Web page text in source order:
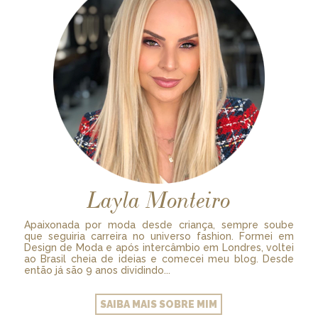
Layla Monteiro
Apaixonada por moda desde criança, sempre soube
que seguiria carreira no universo fashion. Formei em
Design de Moda e após intercâmbio em Londres, voltei
ao Brasil cheia de ideias e comecei meu blog. Desde
então já são 9 anos dividindo...
SAIBA MAIS SOBRE MIM